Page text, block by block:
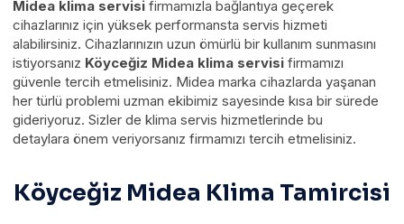
Midea klima servisi firmamızla bağlantıya geçerek
cihazlarınız için yüksek performansta servis hizmeti
alabilirsiniz. Cihazlarınızın uzun ömürlü bir kullanım sunmasını
istiyorsanız Köyceğiz Midea klima servisi firmamızı
güvenle tercih etmelisiniz. Midea marka cihazlarda yaşanan
her türlü problemi uzman ekibimiz sayesinde kısa bir sürede
gideriyoruz. Sizler de klima servis hizmetlerinde bu
detaylara önem veriyorsanız firmamızı tercih etmelisiniz.
Köyceğiz Midea Klima Tamircisi